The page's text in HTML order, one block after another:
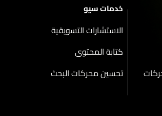
خدمات سيو
الاستشارات التسويقية
كتابة المحتوى
تحسين محركات البحث